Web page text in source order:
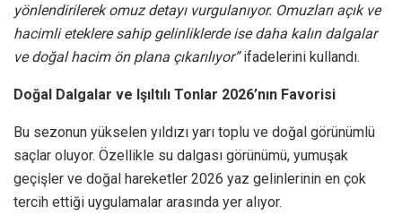
yönlendirilerek omuz detayı vurgulanıyor. Omuzları açık ve
hacimli eteklere sahip gelinliklerde ise daha kalın dalgalar
ve doğal hacim ön plana çıkarılıyor”ifadelerini kullandı.
Doğal Dalgalar ve Işıltılı Tonlar 2026’nın Favorisi
Bu sezonun yükselen yıldızı yarı toplu ve doğal görünümlü
saçlar oluyor. Özellikle su dalgası görünümü, yumuşak
geçişler ve doğal hareketler 2026 yaz gelinlerinin en çok
tercih ettiği uygulamalar arasında yer alıyor.